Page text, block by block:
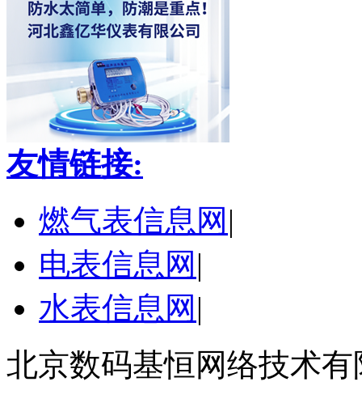
友情链接:
燃气表信息网 |
电表信息网 |
水表信息网 |
北京数码基恒网络技术有